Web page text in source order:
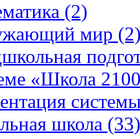
(2)
мир
«Школа
школа (33)